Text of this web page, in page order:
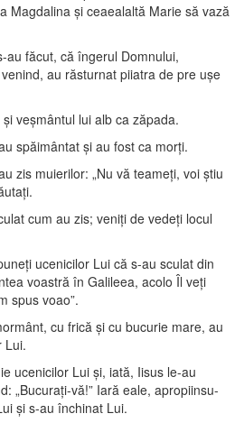
Magdalina şi ceaealaltă Marie să vază
au făcut, că îngerul Domnului,
au răsturnat piiatra de pre uşe
veşmântul lui alb ca zăpada.
spăimântat şi au fost ca morţi.
zis muierilor: „Nu vă teameţi, voi ştiu
cum au zis; veniţi de vedeţi locul
ucenicilor Lui că s-au sculat din
voastră în Galileea, acolo Îl veţi
spus voao”.
cu frică şi cu bucurie mare, au
Lui.
ucenicilor Lui şi, iată, Iisus le-au
„Bucuraţi-vă!” Iară eale, apropiinsu-
şi s-au închinat Lui.